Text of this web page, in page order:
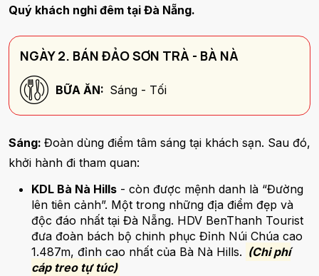
Quý khách nghỉ đêm tại Đà Nẵng.
NGÀY 2. BÁN ĐẢO SƠN TRÀ - BÀ NÀ
BỮA ĂN: Sáng - Tối
Sáng: Đoàn dùng điểm tâm sáng tại khách sạn. Sau đó,
khởi hành đi tham quan:
KDL Bà Nà Hills - còn được mệnh danh là “Đường
lên tiên cảnh”. Một trong những địa điểm đẹp và
độc đáo nhất tại Đà Nẵng. HDV BenThanh Tourist
đưa đoàn bách bộ chinh phục Đỉnh Núi Chúa cao
1.487m, đỉnh cao nhất của Bà Nà Hills. (Chi phí
cáp treo tự túc)